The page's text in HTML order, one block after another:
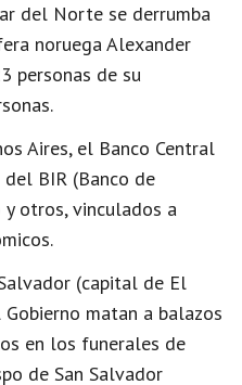
del Norte se derrumba
noruega Alexander
personas de su
Aires, el Banco Central
BIR (Banco de
otros, vinculados a
(capital de El
matan a balazos
en los funerales de
de San Salvador